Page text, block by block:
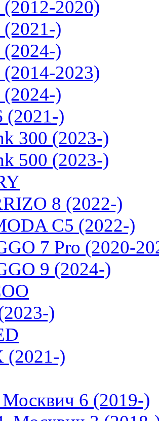
(2012-2020)
(2021-)
(2024-)
(2014-2023)
(2024-)
(2021-)
300 (2023-)
500 (2023-)
8 (2022-)
C5 (2022-)
7 Pro (2020-
9 (2024-)
)
(2021-)
Москвич 6 (2019-)